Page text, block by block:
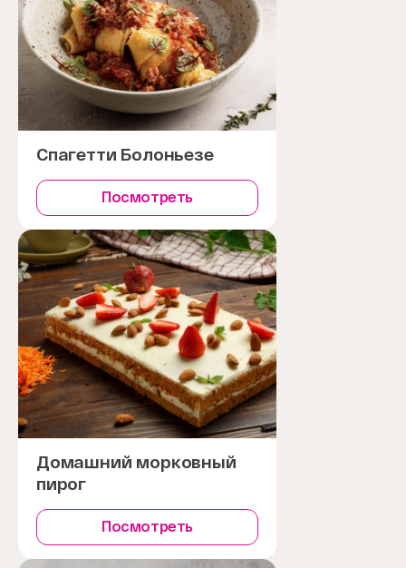
Спагетти Болоньезе
Посмотреть
Домашний морковный
пирог
Посмотреть